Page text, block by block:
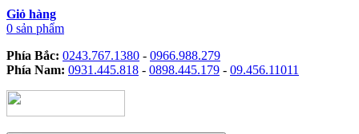
Giỏ hàng
0 sản phẩm
Phía Bắc: 0243.767.1380 - 0966.988.279
Phía Nam: 0931.445.818 - 0898.445.179 - 09.456.11011